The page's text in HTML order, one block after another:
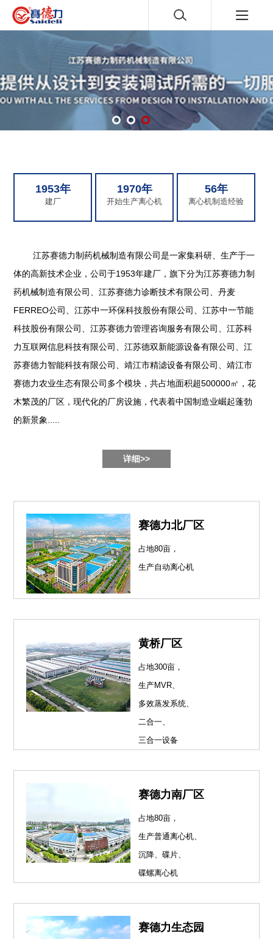
1953年
建厂
1970年
开始生产离心机
56年
离心机制造经验
江苏赛德力制药机械制造有限公司是一家集科研、生产于一
体的高新技术企业，公司于1953年建厂，旗下分为江苏赛德力制
药机械制造有限公司、江苏赛德力诊断技术有限公司、丹麦
FERREO公司、江苏中一环保科技股份有限公司、江苏中一节能
科技股份有限公司、江苏赛德力管理咨询服务有限公司、江苏科
力互联网信息科技有限公司、江苏德双新能源设备有限公司、江
苏赛德力智能科技有限公司、靖江市精滤设备有限公司、靖江市
赛德力农业生态有限公司多个模块，共占地面积超500000㎡，花
木繁茂的厂区，现代化的厂房设施，代表着中国制造业崛起蓬勃
的新景象.....
详细>>
赛德力北厂区
占地80亩，
生产自动离心机
黄桥厂区
占地300亩，
生产MVR、
多效蒸发系统、
二合一、
三合一设备
赛德力南厂区
占地80亩，
生产普通离心机、
沉降、碟片、
碟螺离心机
赛德力生态园